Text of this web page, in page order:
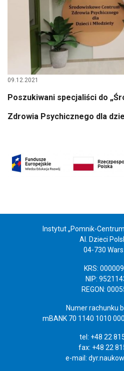
09.12.2021
Poszukiwani specjaliści do
Zdrowia Psychicznego dla
Instytut „Pomnik-
Al. Dzieci
04-730
KRS:
NIP:
REGON:
Numer rachunku
mBANK 70 1140 1010
tel: +48 22
fax: +48 22
e-mail: